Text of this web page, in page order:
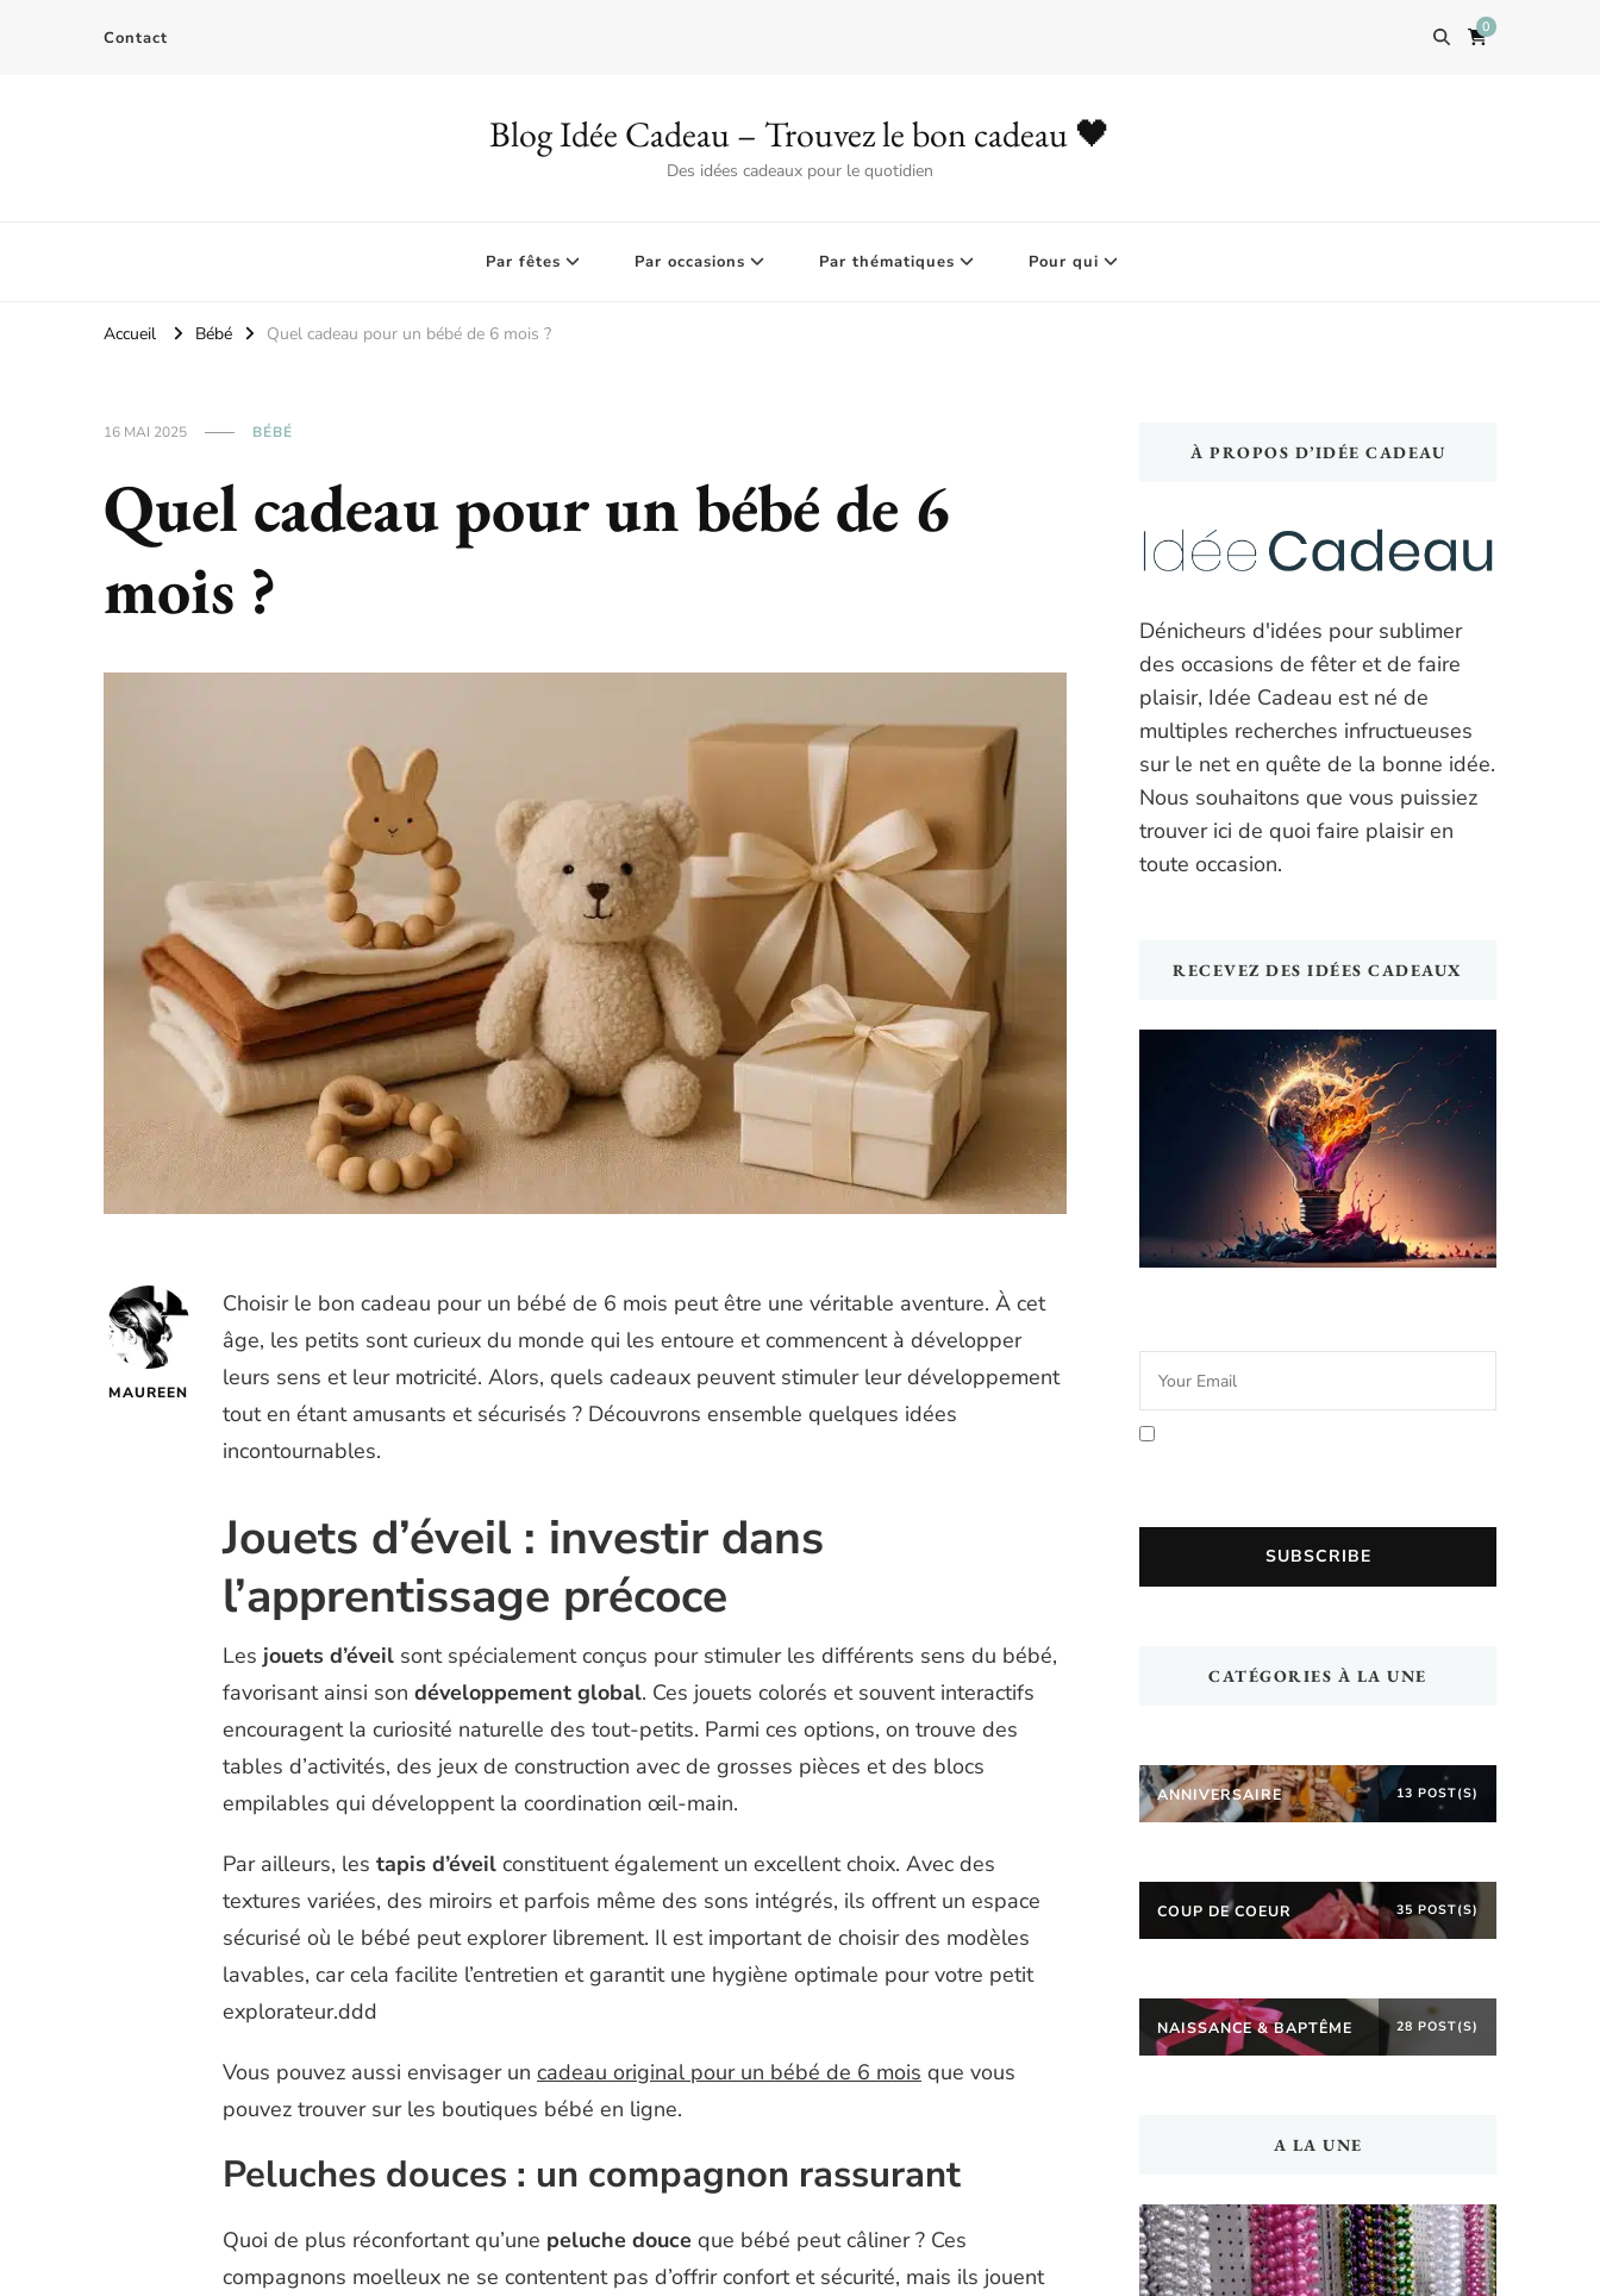
Contact
0
Blog Idée Cadeau – Trouvez le bon cadeau 🖤
Des idées cadeaux pour le quotidien
Par fêtes Par occasions Par thématiques Pour qui
Accueil Bébé Quel cadeau pour un bébé de 6 mois ?
16 MAI 2025 BÉBÉ
Quel cadeau pour un bébé de 6
mois ?
MAUREEN
Choisir le bon cadeau pour un bébé de 6 mois peut être une véritable aventure. À cet
âge, les petits sont curieux du monde qui les entoure et commencent à développer
leurs sens et leur motricité. Alors, quels cadeaux peuvent stimuler leur développement
tout en étant amusants et sécurisés ? Découvrons ensemble quelques idées
incontournables.
Jouets d’éveil : investir dans
l’apprentissage précoce
Les jouets d’éveil sont spécialement conçus pour stimuler les différents sens du bébé,
favorisant ainsi son développement global. Ces jouets colorés et souvent interactifs
encouragent la curiosité naturelle des tout-petits. Parmi ces options, on trouve des
tables d’activités, des jeux de construction avec de grosses pièces et des blocs
empilables qui développent la coordination œil-main.
Par ailleurs, les tapis d’éveil constituent également un excellent choix. Avec des
textures variées, des miroirs et parfois même des sons intégrés, ils offrent un espace
sécurisé où le bébé peut explorer librement. Il est important de choisir des modèles
lavables, car cela facilite l’entretien et garantit une hygiène optimale pour votre petit
explorateur.ddd
Vous pouvez aussi envisager un cadeau original pour un bébé de 6 mois que vous
pouvez trouver sur les boutiques bébé en ligne.
Peluches douces : un compagnon rassurant
Quoi de plus réconfortant qu’une peluche douce que bébé peut câliner ? Ces
compagnons moelleux ne se contentent pas d’offrir confort et sécurité, mais ils jouent
À PROPOS D’IDÉE CADEAU
Dénicheurs d'idées pour sublimer
des occasions de fêter et de faire
plaisir, Idée Cadeau est né de
multiples recherches infructueuses
sur le net en quête de la bonne idée.
Nous souhaitons que vous puissiez
trouver ici de quoi faire plaisir en
toute occasion.
RECEVEZ DES IDÉES CADEAUX
CATÉGORIES À LA UNE
ANNIVERSAIRE 13 POST(S)
COUP DE COEUR 35 POST(S)
NAISSANCE & BAPTÊME 28 POST(S)
A LA UNE